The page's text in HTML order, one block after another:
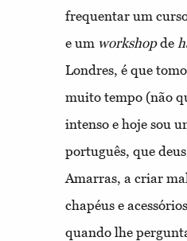
frequentar um
e um workshopde
Londres, é que
muito tempo (não
intenso e hoje sou
português, que
Amarras, a criar
chapéus e
quando lhe